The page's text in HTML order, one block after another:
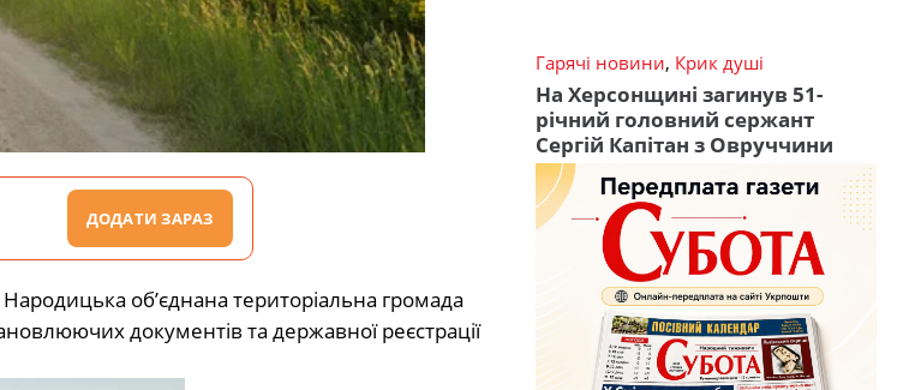
ДОДАТИ ЗАРАЗ
об’єднана територіальна громада
документів та державної реєстрації
Гарячі новини, Крик душі
На Херсонщині загинув 51-
річний головний сержант
Сергій Капітан з Овруччини